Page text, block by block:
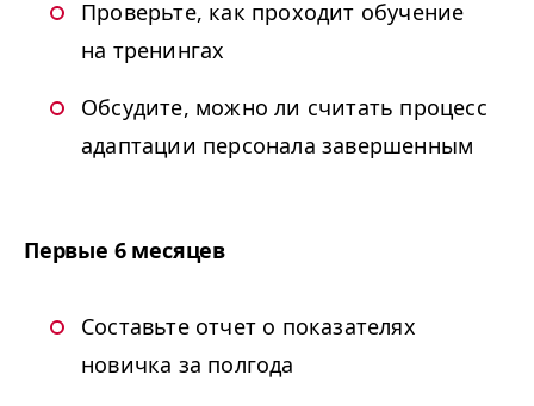
Проверьте, как проходит обучение
на тренингах
Обсудите, можно ли считать процесс
адаптации персонала завершенным
Первые 6 месяцев
Составьте отчет о показателях
новичка за полгода